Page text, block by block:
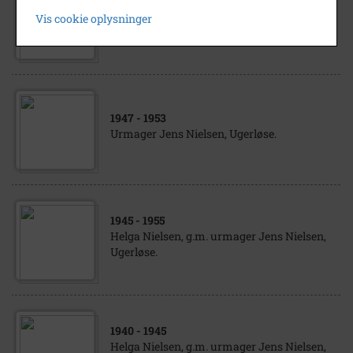
Urmager Jens Nielsen, Ugerløse.
1947 - 1953
Urmager Jens Nielsen, Ugerløse.
1945 - 1955
Helga Nielsen, g.m. urmager Jens Nielsen,
Ugerløse.
1940 - 1945
Helga Nielsen, g.m. urmager Jens Nielsen,
Vis cookie oplysninger